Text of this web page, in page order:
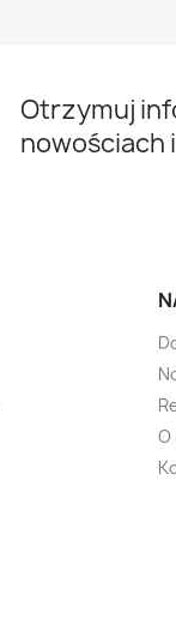
Otrzymuj
nowościach
O